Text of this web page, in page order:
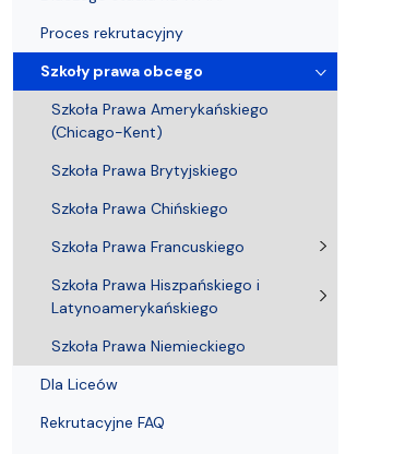
Proces rekrutacyjny
Szkoły prawa obcego
Szkoła Prawa Amerykańskiego
(Chicago-Kent)
Szkoła Prawa Brytyjskiego
Szkoła Prawa Chińskiego
Szkoła Prawa Francuskiego
Szkoła Prawa Hiszpańskiego i
Latynoamerykańskiego
Szkoła Prawa Niemieckiego
Dla Liceów
Rekrutacyjne FAQ